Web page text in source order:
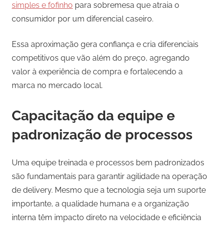
simples e fofinho para sobremesa que atraia o
consumidor por um diferencial caseiro.
Essa aproximação gera confiança e cria diferenciais
competitivos que vão além do preço, agregando
valor à experiência de compra e fortalecendo a
marca no mercado local.
Capacitação da equipe e
padronização de processos
Uma equipe treinada e processos bem padronizados
são fundamentais para garantir agilidade na operação
de delivery. Mesmo que a tecnologia seja um suporte
importante, a qualidade humana e a organização
interna têm impacto direto na velocidade e eficiência